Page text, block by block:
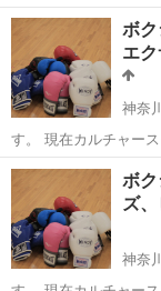
ボ
エ
神奈
す。 現在カルチャー
ます。また元 …
神奈川 川崎市
ボク
ズ
神奈